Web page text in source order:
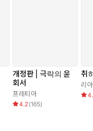
개정판 | 극락의 윤
회서
프레티아
4.2(165)
취
리